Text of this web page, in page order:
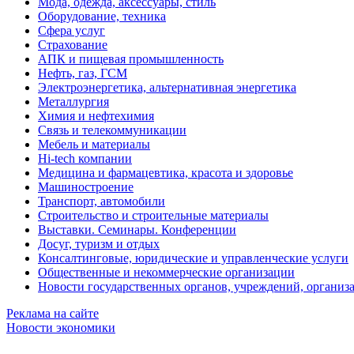
Оборудование, техника
Сфера услуг
Страхование
АПК и пищевая промышленность
Нефть, газ, ГСМ
Электроэнергетика, альтернативная энергетика
Металлургия
Химия и нефтехимия
Связь и телекоммуникации
Мебель и материалы
Hi-tech компании
Медицина и фармацевтика, красота и здоровье
Машиностроение
Транспорт, автомобили
Строительство и строительные материалы
Выставки. Семинары. Конференции
Досуг, туризм и отдых
Консалтинговые, юридические и управленческие услуги
Общественные и некоммерческие организации
Новости государственных органов, учреждений,
Реклама на сайте
Новости экономики